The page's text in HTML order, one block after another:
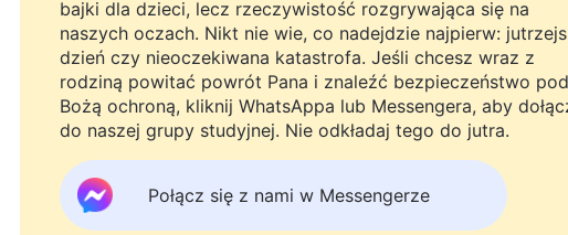
bajki dla dzieci, lecz rzeczywistość rozgrywająca się na
naszych oczach. Nikt nie wie, co nadejdzie najpierw:
dzień czy nieoczekiwana katastrofa. Jeśli chcesz wraz z
rodziną powitać powrót Pana i znaleźć bezpieczeństwo pod
Bożą ochroną, kliknij WhatsAppa lub Messengera, aby
do naszej grupy studyjnej. Nie odkładaj tego do jutra.
Połącz się z nami w Messengerze